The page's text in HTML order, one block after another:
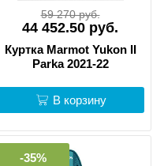
59 270 руб.
44 452.50 руб.
Куртка Marmot Yukon II
Parka 2021-22
В корзину
-35%